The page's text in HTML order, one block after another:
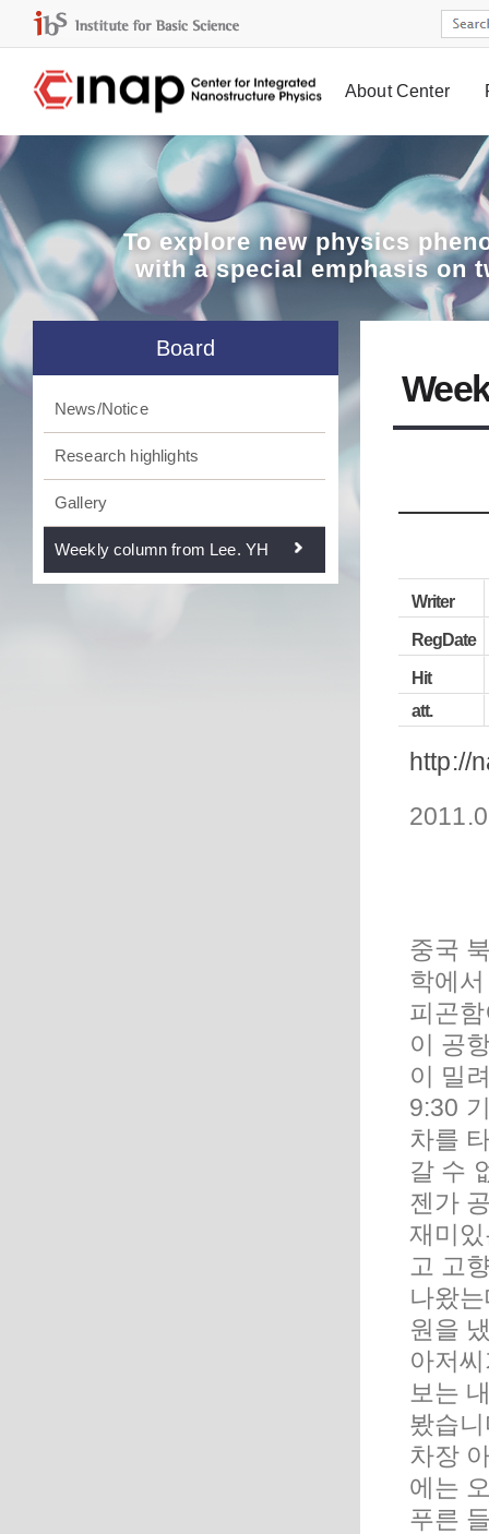
About Center
To explorenew physics
with a special emphasis on
Board
News/Notice
Research highlights
Gallery
Weekly column from Lee. YH
Writer
RegDate
Hit
att.
http://
중국
학에
피곤
이 공
이 밀
9:30
차를
갈 수
젠가
재미
고 고
나왔
원을
아저
보는
봤습
차장
에는
푸른